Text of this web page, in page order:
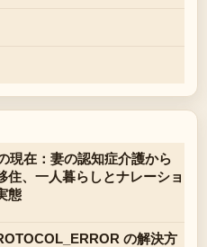
現在：妻の認知症介護から
住、一人暮らしとナレーショ
態
の解決方